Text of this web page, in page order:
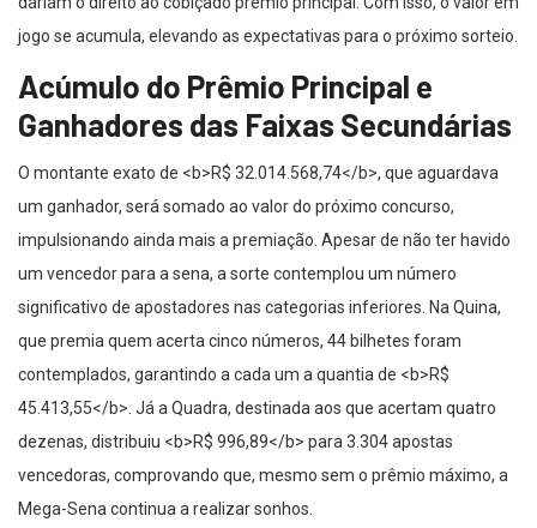
jogo se acumula, elevando as expectativas para o próximo sorteio.
Acúmulo do Prêmio Principal e
Ganhadores das Faixas Secundárias
O montante exato de <b>R$ 32.014.568,74</b>, que aguardava
um ganhador, será somado ao valor do próximo concurso,
impulsionando ainda mais a premiação. Apesar de não ter havido
um vencedor para a sena, a sorte contemplou um número
significativo de apostadores nas categorias inferiores. Na Quina,
que premia quem acerta cinco números, 44 bilhetes foram
contemplados, garantindo a cada um a quantia de <b>R$
45.413,55</b>. Já a Quadra, destinada aos que acertam quatro
dezenas, distribuiu <b>R$ 996,89</b> para 3.304 apostas
vencedoras, comprovando que, mesmo sem o prêmio máximo, a
Mega-Sena continua a realizar sonhos.